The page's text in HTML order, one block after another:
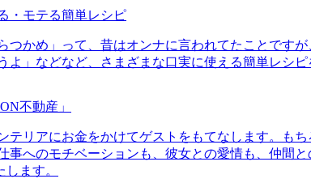
・モテる簡単レシピ
つかめ」って、昔はオンナに言われてたことで
よ」などなど、さまざまな口実に使える簡単レシピ
不動産」
テリアにお金をかけてゲストをもてなします。も
事へのモチベーションも、彼女との愛情も、仲間
ます。